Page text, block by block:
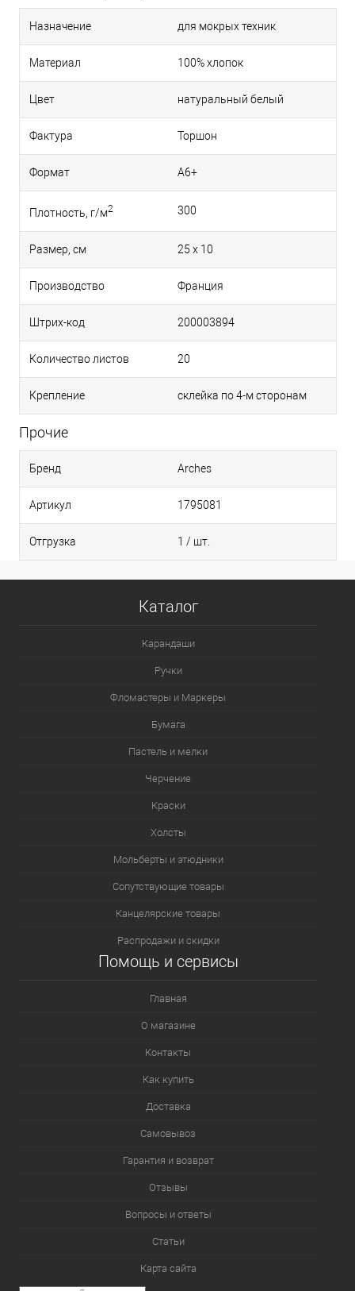
Назначение для мокрых техник
Материал 100% хлопок
Цвет натуральный белый
Фактура Торшон
Формат A6+
Плотность, г/м2 300
Размер, см 25 x 10
Производство Франция
Штрих-код 200003894
Количество листов 20
Крепление склейка по 4-м сторонам
Прочие
Бренд Arches
Артикул 1795081
Отгрузка 1 / шт.
Каталог
Карандаши
Ручки
Фломастеры и Маркеры
Бумага
Пастель и мелки
Черчение
Краски
Холсты
Мольберты и этюдники
Сопутствующие товары
Канцелярские товары
Распродажи и скидки
Помощь и сервисы
Главная
О магазине
Контакты
Как купить
Доставка
Самовывоз
Гарантия и возврат
Отзывы
Вопросы и ответы
Статьи
Карта сайта